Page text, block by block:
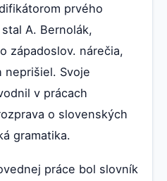
prvého
A. Bernolák,
západoslov. nárečia,
neprišiel. Svoje
v prácach
o slovenských
gramatika.
práce bol slovník